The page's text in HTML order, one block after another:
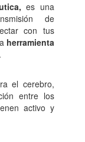
es una
de
con tus
herramienta
.
el cerebro,
entre los
activo y